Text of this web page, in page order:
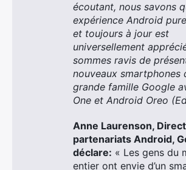
écoutant, nous savons
expérience Android
et toujours à jour est
universellement
sommes ravis de
nouveaux smartphones
grande famille Google
One et Android Oreo
Anne Laurenson,
partenariats Android,
déclare: « Les gens du
entier ont envie d’un